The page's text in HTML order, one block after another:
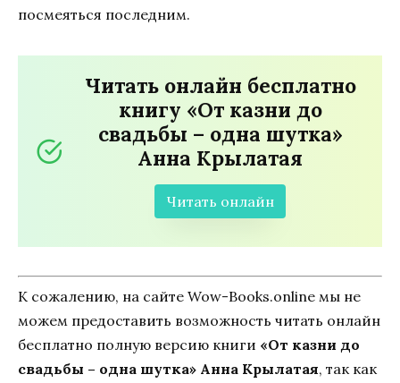
посмеяться последним.
Читать онлайн бесплатно
книгу «От казни до
свадьбы – одна шутка»
Анна Крылатая
Читать онлайн
К сожалению, на сайте Wow-Books.online мы не
можем предоставить возможность читать онлайн
бесплатно полную версию книги «От казни до
свадьбы – одна шутка» Анна Крылатая, так как